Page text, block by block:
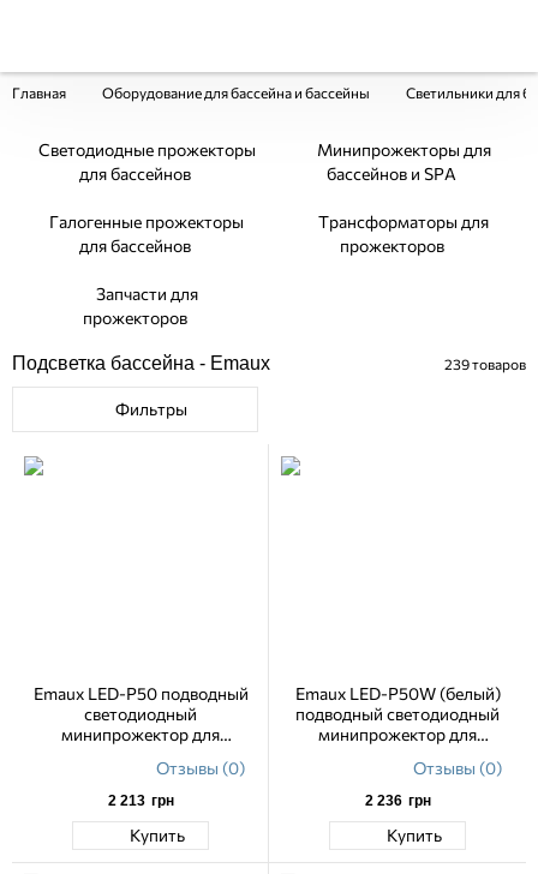
Главная Оборудование для бассейна и бассейны Светильники для
Светодиодные прожекторы
для бассейнов
Минипрожекторы для
бассейнов и SPA
Галогенные прожекторы
для бассейнов
Трансформаторы для
прожекторов
Запчасти для
прожекторов
Подсветка бассейна - Emaux 239товаров
Фильтры
Emaux LED-P50 подводный
светодиодный
минипрожектор для
Отзывы (0)
2 213 грн
Купить
Emaux LED-P50W (белый)
подводный светодиодный
минипрожектор для
Отзывы (0)
2 236 грн
Купить